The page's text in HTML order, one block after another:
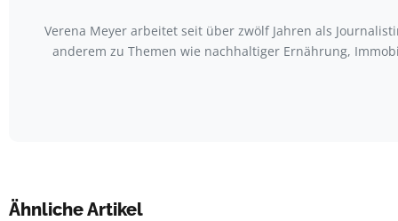
Verena Meyer arbeitet seit über zwölf Jahren als
anderem zu Themen wie nachhaltiger Ernährung,
Ähnliche Artikel